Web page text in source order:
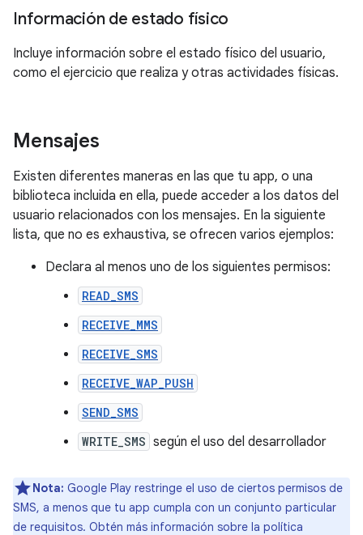
Información de estado físico
Incluye información sobre el estado físico del usuario,
como el ejercicio que realiza y otras actividades físicas.
Mensajes
Existen diferentes maneras en las que tu app, o una
biblioteca incluida en ella, puede acceder a los datos del
usuario relacionados con los mensajes. En la siguiente
lista, que no es exhaustiva, se ofrecen varios ejemplos:
Declara al menos uno de los siguientes permisos:
READ_SMS
RECEIVE_MMS
RECEIVE_SMS
RECEIVE_WAP_PUSH
SEND_SMS
WRITE_SMS según el uso del desarrollador
Nota: Google Play restringe el uso de ciertos permisos de
SMS, a menos que tu app cumpla con un conjunto particular
de requisitos. Obtén más información sobre la política